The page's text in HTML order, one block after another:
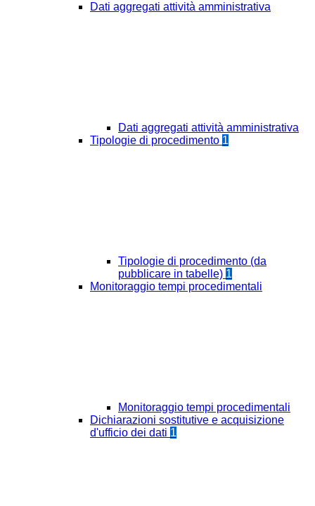
Dati aggregati attività amministrativa
Dati aggregati attività amministrativa
Tipologie di procedimento 1
Tipologie di procedimento (da
pubblicare in tabelle) 1
Monitoraggio tempi procedimentali
Monitoraggio tempi procedimentali
Dichiarazioni sostitutive e acquisizione
d'ufficio dei dati 1